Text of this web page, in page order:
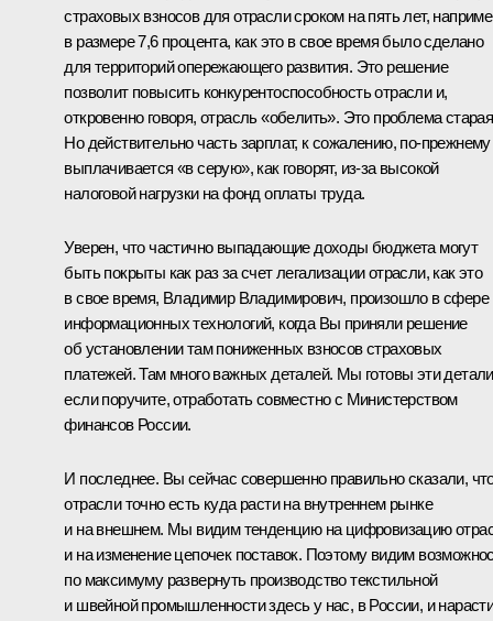
страховых взносов для отрасли сроком на пять лет,
в размере 7,6 процента, как это в свое время было сделано
для территорий опережающего развития. Это решение
позволит повысить конкурентоспособность отрасли и,
откровенно говоря, отрасль «обелить». Это проблема
Но действительно часть зарплат, к сожалению, по-прежнему
выплачивается «в серую», как говорят, из-за высокой
налоговой нагрузки на фонд оплаты труда.
Уверен, что частично выпадающие доходы бюджета могут
быть покрыты как раз за счет легализации отрасли, как это
в свое время, Владимир Владимирович, произошло в сфере
информационных технологий, когда Вы приняли решение
об установлении там пониженных взносов страховых
платежей. Там много важных деталей. Мы готовы эти
если поручите, отработать совместно с Министерством
финансов России.
И последнее. Вы сейчас совершенно правильно сказали,
отрасли точно есть куда расти на внутреннем рынке
и на внешнем. Мы видим тенденцию на цифровизацию
и на изменение цепочек поставок. Поэтому видим
по максимуму развернуть производство текстильной
и швейной промышленности здесь у нас, в России, и